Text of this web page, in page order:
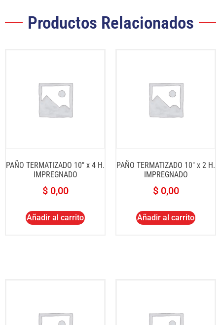
Productos Relacionados
PAÑO TERMATIZADO 10″ x 4 H.
IMPREGNADO
$0,00
Añadir al carrito
PAÑO TERMATIZADO 10″ x 2 H.
IMPREGNADO
$0,00
Añadir al carrito